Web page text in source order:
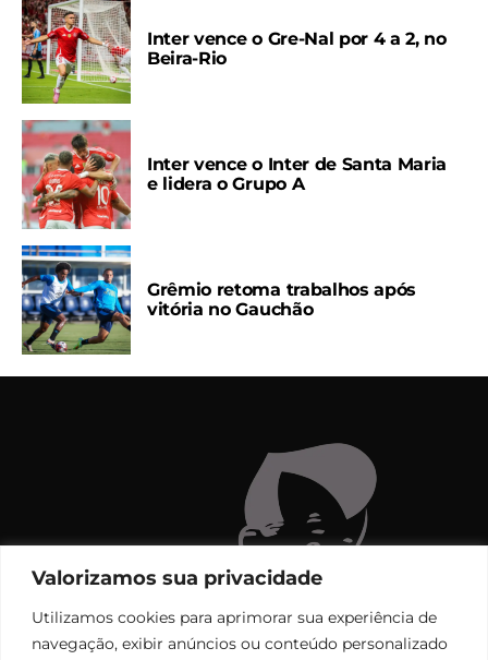
Valorizamos sua privacidade
Utilizamos cookies para aprimorar sua experiência de
navegação, exibir anúncios ou conteúdo personalizado
Inter vence o Gre-Nal por 4 a 2, no
Beira-Rio
Inter vence o Inter de Santa Maria
e lidera o Grupo A
Grêmio retoma trabalhos após
vitória no Gauchão